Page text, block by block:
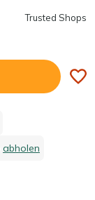
Trusted Shops
abholen